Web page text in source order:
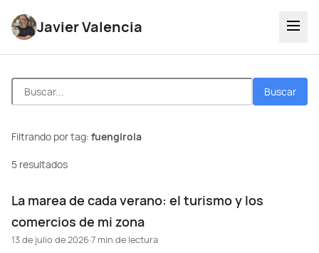
Javier Valencia
Buscar
Filtrando por tag: fuengirola
5 resultados
La marea de cada verano: el turismo y los
comercios de mi zona
13 de julio de 2026·7 min de lectura